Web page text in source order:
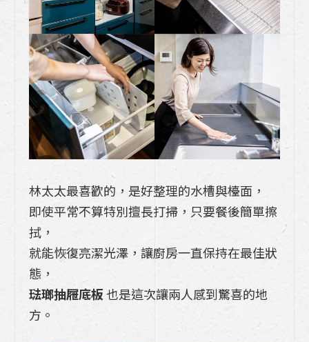
林太太最喜歡的，是好整理的水槽與檯面，
即使平常不算特別擅長打掃，只要餐後簡單擦
拭，
就能恢復亮潔光澤，讓廚房一直保持在最佳狀
態，
琺瑯抽屜底板也是這次讓兩人感到驚喜的地
方。